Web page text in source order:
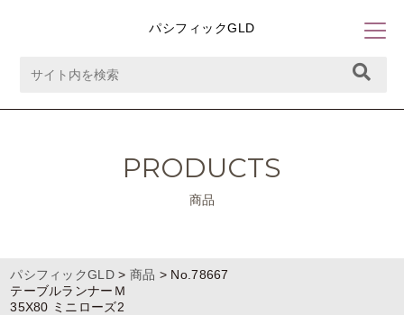
パシフィックGLD
PRODUCTS
商品
パシフィックGLD> 商品 > No.78667
テーブルランナーＭ
35X80 ミニローズ2